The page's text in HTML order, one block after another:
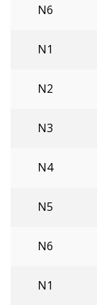
N6
N1
N2
N3
N4
N5
N6
N1